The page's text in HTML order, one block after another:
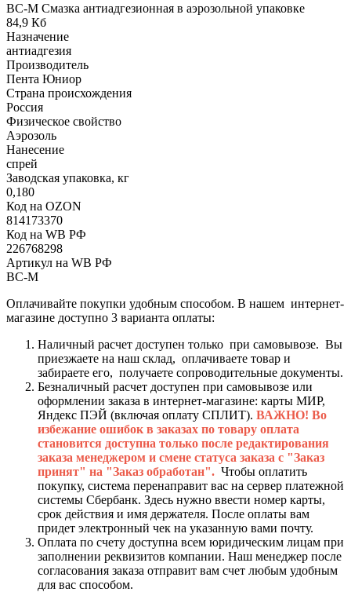
ВС-М Смазка антиадгезионная в аэрозольной упаковке
84,9 Кб
Назначение
антиадгезия
Производитель
Пента Юниор
Страна происхождения
Россия
Физическое свойство
Аэрозоль
Нанесение
спрей
Заводская упаковка, кг
0,180
Код на OZON
814173370
Код на WB РФ
226768298
Артикул на WB РФ
ВС-М
Оплачивайте покупки удобным способом. В нашем интернет-
магазине доступно 3 варианта оплаты:
Наличный расчет доступен только при самовывозе. Вы
приезжаете на наш склад, оплачиваете товар и
забираете его, получаете сопроводительные документы.
Безналичный расчет доступен при самовывозе или
оформлении заказа в интернет-магазине: карты МИР,
Яндекс ПЭЙ (включая оплату СПЛИТ). ВАЖНО! Во
избежание ошибок в заказах по товару оплата
становится доступна только после редактирования
заказа менеджером и смене статуса заказа с "Заказ
принят" на "Заказ обработан". Чтобы оплатить
покупку, система перенаправит вас на сервер платежной
системы Сбербанк. Здесь нужно ввести номер карты,
срок действия и имя держателя. После оплаты вам
придет электронный чек на указанную вами почту.
Оплата по счету доступна всем юридическим лицам при
заполнении реквизитов компании. Наш менеджер после
согласования заказа отправит вам счет любым удобным
для вас способом.